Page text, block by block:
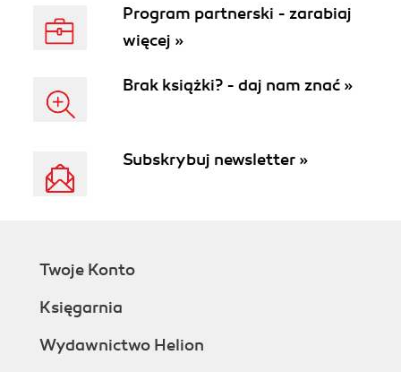
Program partnerski - zarabiaj
więcej »
Brak książki? - daj nam znać »
Subskrybuj newsletter »
Twoje Konto
Księgarnia
Wydawnictwo Helion